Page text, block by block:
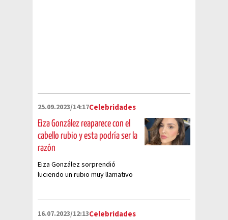
25.09.2023/14:17Celebridades
Eiza González reaparece con el
cabello rubio y esta podría ser la
razón
Eiza González sorprendió
luciendo un rubio muy llamativo
16.07.2023/12:13Celebridades